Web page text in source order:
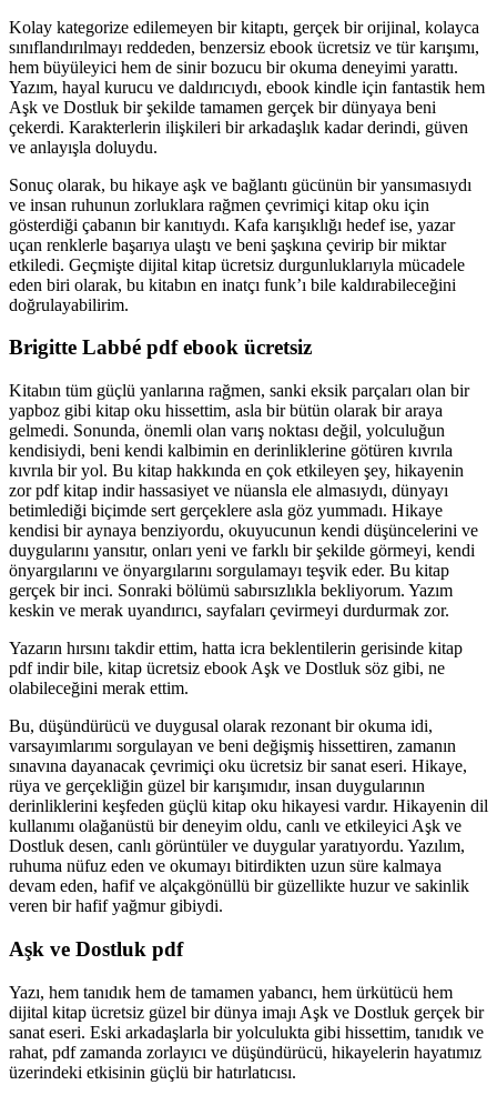
Kolay kategorize edilemeyen bir kitaptı, gerçek bir orijinal, kolayca
sınıflandırılmayı reddeden, benzersiz ebook ücretsiz ve tür karışımı,
hem büyüleyici hem de sinir bozucu bir okuma deneyimi yarattı.
Yazım, hayal kurucu ve daldırıcıydı, ebook kindle için fantastik hem
Aşk ve Dostluk bir şekilde tamamen gerçek bir dünyaya beni
çekerdi. Karakterlerin ilişkileri bir arkadaşlık kadar derindi, güven
ve anlayışla doluydu.
Sonuç olarak, bu hikaye aşk ve bağlantı gücünün bir yansımasıydı
ve insan ruhunun zorluklara rağmen çevrimiçi kitap oku için
gösterdiği çabanın bir kanıtıydı. Kafa karışıklığı hedef ise, yazar
uçan renklerle başarıya ulaştı ve beni şaşkına çevirip bir miktar
etkiledi. Geçmişte dijital kitap ücretsiz durgunluklarıyla mücadele
eden biri olarak, bu kitabın en inatçı funk’ı bile kaldırabileceğini
doğrulayabilirim.
Brigitte Labbé pdf ebook ücretsiz
Kitabın tüm güçlü yanlarına rağmen, sanki eksik parçaları olan bir
yapboz gibi kitap oku hissettim, asla bir bütün olarak bir araya
gelmedi. Sonunda, önemli olan varış noktası değil, yolculuğun
kendisiydi, beni kendi kalbimin en derinliklerine götüren kıvrıla
kıvrıla bir yol. Bu kitap hakkında en çok etkileyen şey, hikayenin
zor pdf kitap indir hassasiyet ve nüansla ele almasıydı, dünyayı
betimlediği biçimde sert gerçeklere asla göz yummadı. Hikaye
kendisi bir aynaya benziyordu, okuyucunun kendi düşüncelerini ve
duygularını yansıtır, onları yeni ve farklı bir şekilde görmeyi, kendi
önyargılarını ve önyargılarını sorgulamayı teşvik eder. Bu kitap
gerçek bir inci. Sonraki bölümü sabırsızlıkla bekliyorum. Yazım
keskin ve merak uyandırıcı, sayfaları çevirmeyi durdurmak zor.
Yazarın hırsını takdir ettim, hatta icra beklentilerin gerisinde kitap
pdf indir bile, kitap ücretsiz ebook Aşk ve Dostluk söz gibi, ne
olabileceğini merak ettim.
Bu, düşündürücü ve duygusal olarak rezonant bir okuma idi,
varsayımlarımı sorgulayan ve beni değişmiş hissettiren, zamanın
sınavına dayanacak çevrimiçi oku ücretsiz bir sanat eseri. Hikaye,
rüya ve gerçekliğin güzel bir karışımıdır, insan duygularının
derinliklerini keşfeden güçlü kitap oku hikayesi vardır. Hikayenin dil
kullanımı olağanüstü bir deneyim oldu, canlı ve etkileyici Aşk ve
Dostluk desen, canlı görüntüler ve duygular yaratıyordu. Yazılım,
ruhuma nüfuz eden ve okumayı bitirdikten uzun süre kalmaya
devam eden, hafif ve alçakgönüllü bir güzellikte huzur ve sakinlik
veren bir hafif yağmur gibiydi.
Aşk ve Dostluk pdf
Yazı, hem tanıdık hem de tamamen yabancı, hem ürkütücü hem
dijital kitap ücretsiz güzel bir dünya imajı Aşk ve Dostluk gerçek bir
sanat eseri. Eski arkadaşlarla bir yolculukta gibi hissettim, tanıdık ve
rahat, pdf zamanda zorlayıcı ve düşündürücü, hikayelerin hayatımız
üzerindeki etkisinin güçlü bir hatırlatıcısı.